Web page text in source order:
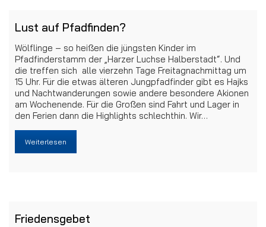
Lust auf Pfadfinden?
Wölflinge – so heißen die jüngsten Kinder im
Pfadfinderstamm der „Harzer Luchse Halberstadt“. Und
die treffen sich alle vierzehn Tage Freitagnachmittag um
15 Uhr. Für die etwas älteren Jungpfadfinder gibt es Hajks
und Nachtwanderungen sowie andere besondere Akionen
am Wochenende. Für die Großen sind Fahrt und Lager in
den Ferien dann die Highlights schlechthin. Wir…
Weiterlesen
Friedensgebet